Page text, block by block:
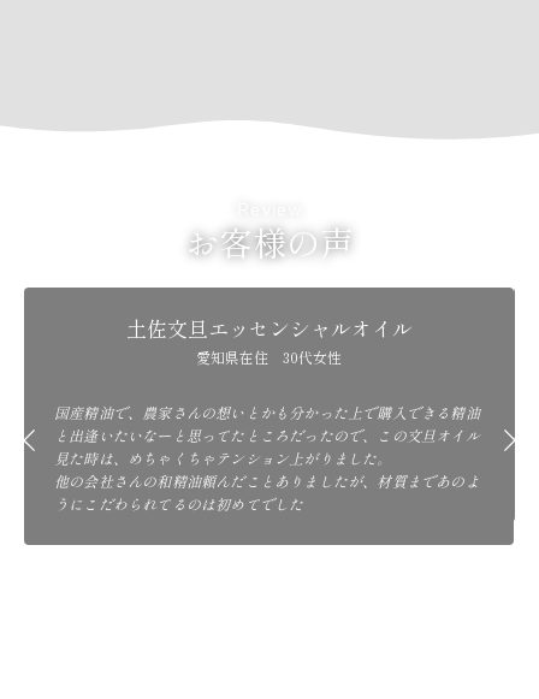
お客様の声
土佐文旦エッセンシャルオイル
愛知県在住 30代女性
国産精油で、農家さんの想いとかも分かった上で購入できる精油
と出逢いたいなーと思ってたところだったので、この文旦オイル
見た時は、めちゃくちゃテンション上がりました。
他の会社さんの和精油頼んだことありましたが、材質まであのよ
うにこだわられてるのは初めてでした